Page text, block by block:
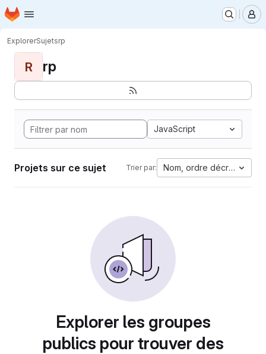
Passer au contenu principal
Page d'accueil
ExplorerSujetsrp
R rp
JavaScript
Projets sur ce sujet Trier par: Nom, ordre décroissant
Explorer les groupes
publics pour trouver des